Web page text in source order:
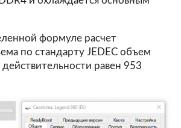
формуле расчет
по стандарту JEDEC объем
равен 953